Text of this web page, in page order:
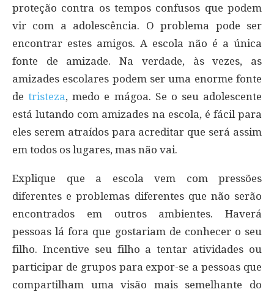
proteção contra os tempos confusos que podem
vir com a adolescência. O problema pode ser
encontrar estes amigos. A escola não é a única
fonte de amizade. Na verdade, às vezes, as
amizades escolares podem ser uma enorme fonte
detristeza, medo e mágoa. Se o seu adolescente
está lutando com amizades na escola, é fácil para
eles serem atraídos para acreditar que será assim
em todos os lugares, mas não vai.
Explique que a escola vem com pressões
diferentes e problemas diferentes que não serão
encontrados em outros ambientes. Haverá
pessoas lá fora que gostariam de conhecer o seu
filho. Incentive seu filho a tentar atividades ou
participar de grupos para expor-se a pessoas que
compartilham uma visão mais semelhante do